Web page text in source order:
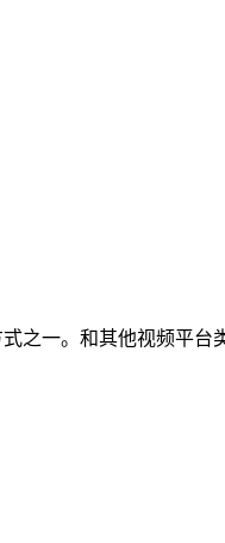
之一。和其他视频平